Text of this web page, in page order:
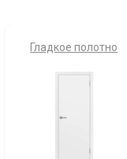
Гладкое полотно